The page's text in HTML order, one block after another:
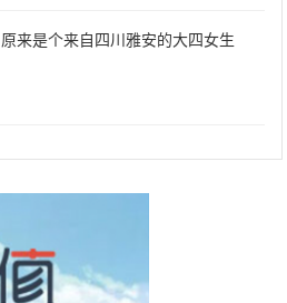
来是个来自四川雅安的大四女生